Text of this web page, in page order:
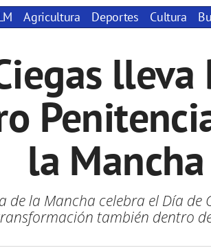
Agricultura Deportes Cultura
la Mancha
de la Mancha celebra el Día
también dentro